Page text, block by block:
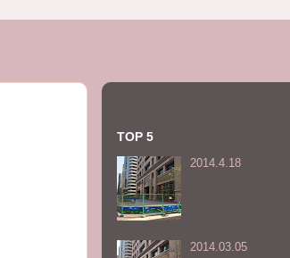
TOP 5
2014.4.18
2014.03.05